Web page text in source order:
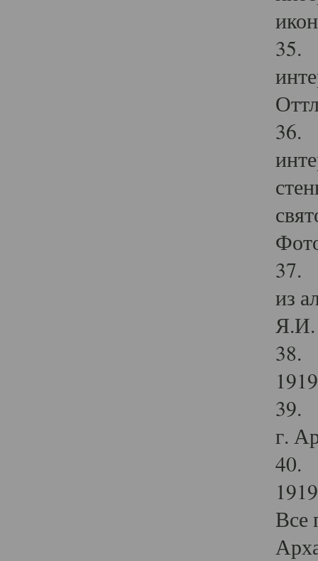
35.
36.
37.
из
Я.И.
38.
39.
г.
40.
Все